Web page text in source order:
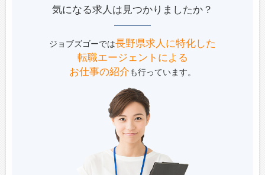
気になる求人は見つかりましたか？
ジョブズゴーでは長野県求人に特化した
転職エージェントによる
お仕事の紹介も行っています。